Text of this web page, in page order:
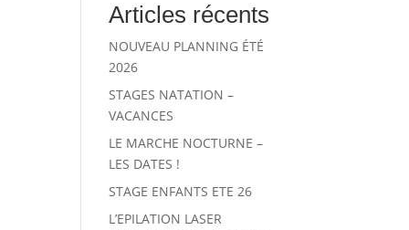
Articles récents
NOUVEAU PLANNING ÉTÉ
2026
STAGES NATATION –
VACANCES
LE MARCHE NOCTURNE –
LES DATES !
STAGE ENFANTS ETE 26
L’EPILATION LASER